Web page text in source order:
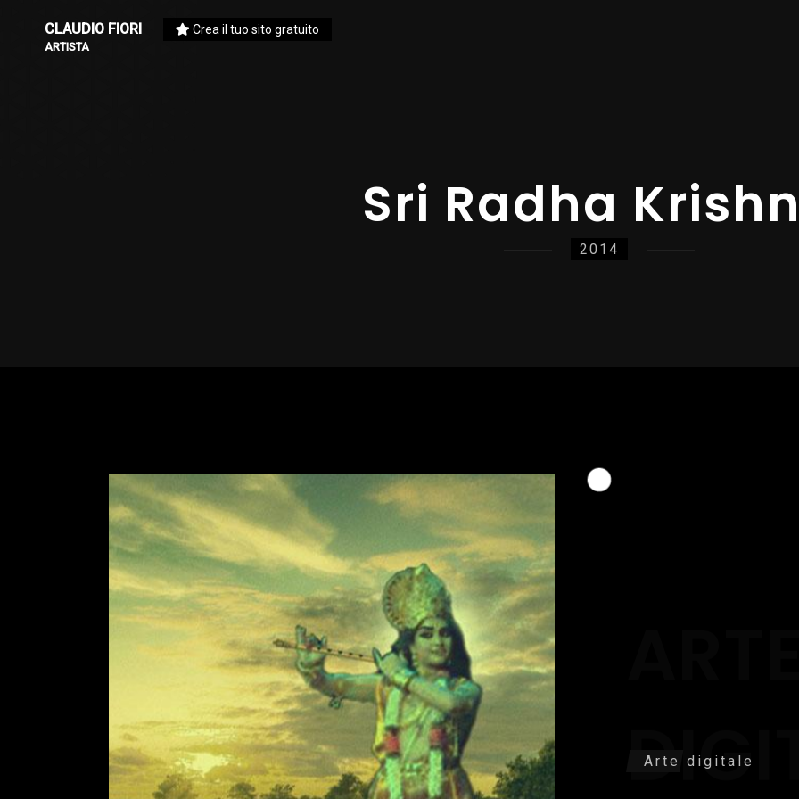
CLAUDIO FIORI
ARTISTA
Crea il tuo sito gratuito
Sri Radha
2014
Arte digitale